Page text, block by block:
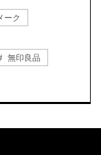
ーク
無印良品